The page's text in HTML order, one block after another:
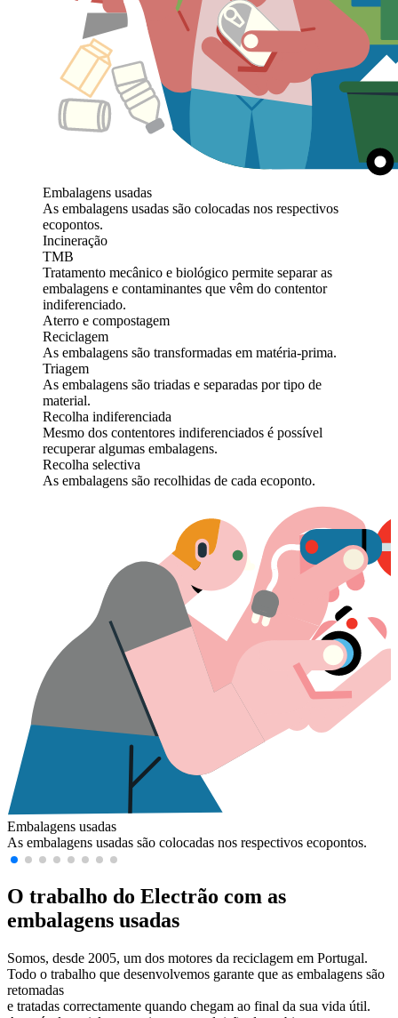
Embalagens usadas
As embalagens usadas são colocadas nos respectivos
ecopontos.
Incineração
TMB
Tratamento mecânico e biológico permite separar as
embalagens e contaminantes que vêm do contentor
indiferenciado.
Aterro e compostagem
Reciclagem
As embalagens são transformadas em matéria-prima.
Triagem
As embalagens são triadas e separadas por tipo de
material.
Recolha indiferenciada
Mesmo dos contentores indiferenciados é possível
recuperar algumas embalagens.
Recolha selectiva
As embalagens são recolhidas de cada ecoponto.
Embalagens usadas
As embalagens usadas são colocadas nos respectivos ecopontos.
O trabalho do Electrão com as
embalagens usadas
Somos, desde 2005, um dos motores da reciclagem em Portugal.
Todo o trabalho que desenvolvemos garante que as embalagens são
retomadas
e tratadas correctamente quando chegam ao final da sua vida útil.